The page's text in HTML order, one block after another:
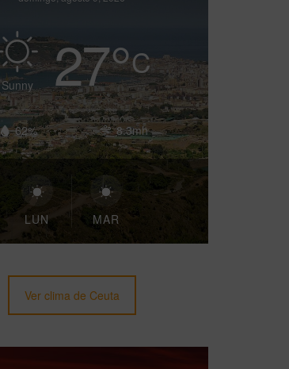
Sunny 27°C
62% 8.3mh
LUN MAR
Ver clima de Ceuta